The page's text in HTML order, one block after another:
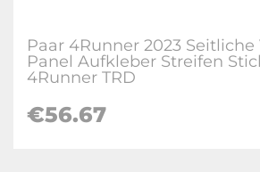
Paar 4Runner 2023
Panel Aufkleber Streifen
4Runner TRD
€56.67